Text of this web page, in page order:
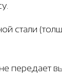
стали
передает